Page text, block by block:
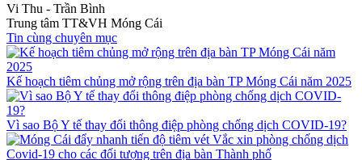
Vi Thu - Trần Bình
Trung tâm TT&VH Móng Cái
Tin cùng chuyên mục
Kế hoạch tiêm chủng mở rộng trên địa bàn TP Móng Cái năm 2025
Vì sao Bộ Y tế thay đổi thông điệp phòng chống dịch COVID-19?